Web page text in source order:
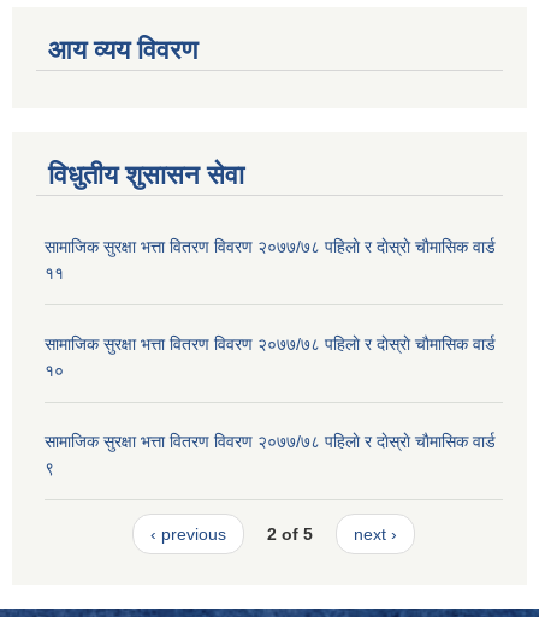
आय व्यय विवरण
विधुतीय शुसासन सेवा
सामाजिक सुरक्षा भत्ता वितरण विवरण २०७७/७८ पहिलाे र दाेस्राे चाैमासिक वार्ड
११
सामाजिक सुरक्षा भत्ता वितरण विवरण २०७७/७८ पहिलाे र दाेस्राे चाैमासिक वार्ड
१०
सामाजिक सुरक्षा भत्ता वितरण विवरण २०७७/७८ पहिलाे र दाेस्राे चाैमासिक वार्ड
९
‹ previous 2 of 5 next ›